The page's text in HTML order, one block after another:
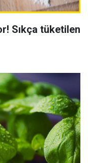
Sıkça tüketilen